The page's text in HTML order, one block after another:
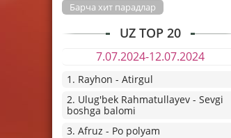
Барча хит парадлар
UZ TOP 20
7.07.2024-12.07.2024
1. Rayhon - Atirgul
2. Ulug'bek Rahmatullayev - Sevgi
boshga balomi
3. Afruz - Po polyam